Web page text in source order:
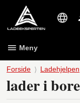
innholdet
Meny
Forside Ladehjelpen
lader i